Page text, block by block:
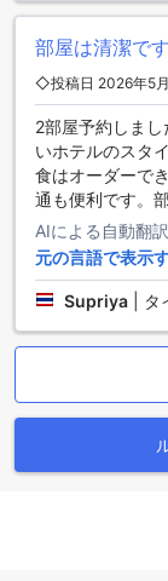
置しており、最
ナコンパトムに
チャプルエック
タクシーやレン
は空港の到着ロ
に到着すること
ンタカーサービ
きます。
ウタポー国際空
空港やドンムア
能です。これら
パトムへ向かう
れており、快適
なので、旅行者
クとアトラクショ
位置し、周辺に
部屋は清潔です
◇投稿日 2026年5
2部屋予約しま
いホテルのスタ
食はオーダーで
通も便利です。
AIによる自動翻訳
元の言語で表示
Supriya タ